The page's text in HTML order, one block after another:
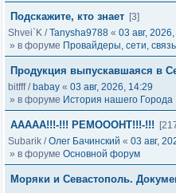
Подскажите, кто знает [3]
Shvei`K /Tanysha9788 « 03 авг,
» в форуме Провайдеры, сети, связь
Продукция выпускавшаяся в
bitfff/ babay « 03 авг, 2026, 14:29
» в форуме История нашего Города
ААААА!!!-!!! РЕМОООНТ!!!-!!!
Subarik /Олег Бачинский « 03 авг,
» в форуме Основной форум
Моряки и Севастополь.